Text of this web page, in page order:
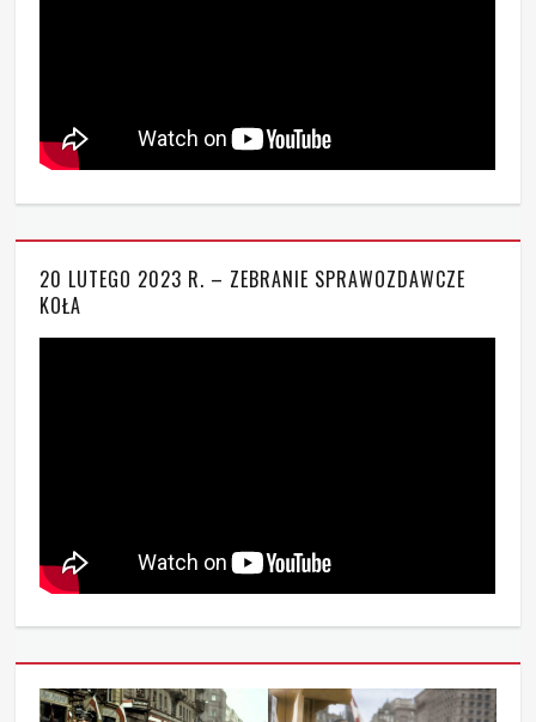
20 LUTEGO 2023 R. – ZEBRANIE SPRAWOZDAWCZE
KOŁA